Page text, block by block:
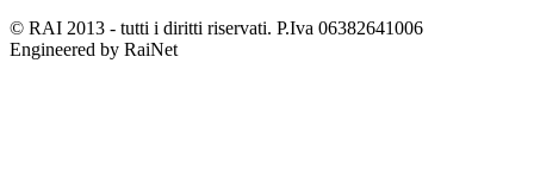
© RAI 2013 - tutti i diritti riservati. P.Iva 06382641006
Engineered by RaiNet